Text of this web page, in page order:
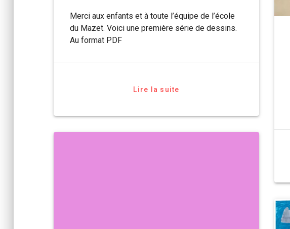
Merci aux enfants et à toute l’équipe de l’école
du Mazet. Voici une première série de dessins.
Au format PDF
Lire la suite